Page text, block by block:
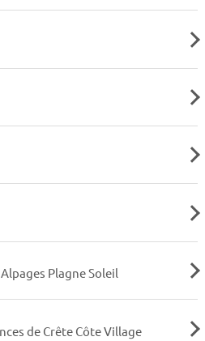
Plagne Soleil
de Crête Côte Village